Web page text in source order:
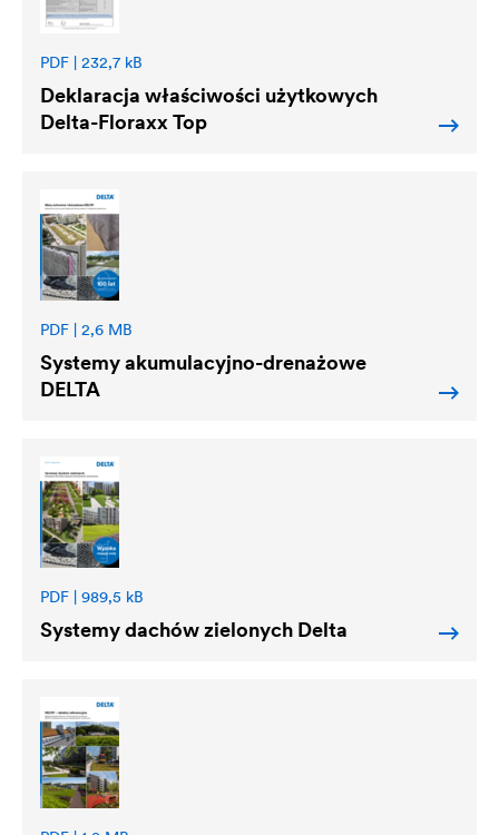
PDF | 232,7 kB
Deklaracja właściwości użytkowych
Delta-Floraxx Top
PDF | 2,6 MB
Systemy akumulacyjno-drenażowe
DELTA
PDF | 989,5 kB
Systemy dachów zielonych Delta